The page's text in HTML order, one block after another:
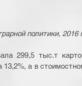
политики, 2016
299,5 тыс.т
а в